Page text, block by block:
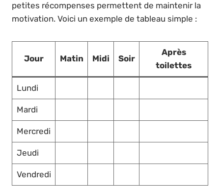
petites récompenses permettent de maintenir la
motivation. Voici un exemple de tableau simple :
Jour Matin Midi Soir
Après
toilettes
Lundi
Mardi
Mercredi
Jeudi
Vendredi